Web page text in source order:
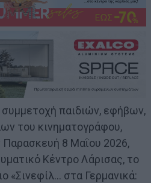
συμμετοχή παιδιών, εφήβων,
του κινηματογράφου,
8 Μαΐου 2026,
Κέντρο Λάρισας, το
«Σινεφίλ… στα Γερμανικά: